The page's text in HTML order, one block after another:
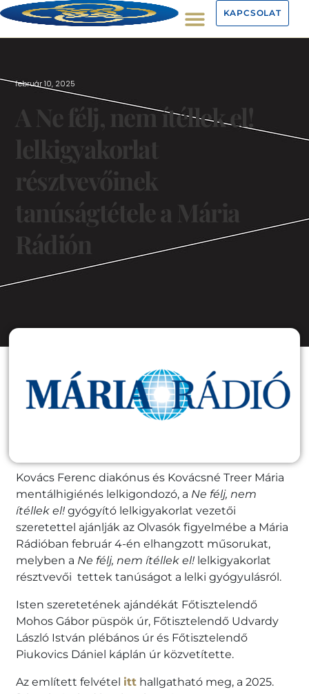
KAPCSOLAT
február 10, 2025
A Ne félj, nem ítéllek el!
lelkigyakorlat
résztvevőinek
tanúságtétele a Mária
Rádión
Kovács Ferenc diakónus és Kovácsné Treer Mária
mentálhigiénés lelkigondozó, a Ne félj, nem
ítéllek el!gyógyító lelkigyakorlat vezetői
szeretettel ajánlják az Olvasók figyelmébe a Mária
Rádióban február 4-én elhangzott műsorukat,
melyben a Ne félj, nem ítéllek el! lelkigyakorlat
résztvevői tettek tanúságot a lelki gyógyulásról.
Isten szeretetének ajándékát Főtisztelendő
Mohos Gábor püspök úr, Főtisztelendő Udvardy
László István plébános úr és Főtisztelendő
Piukovics Dániel káplán úr közvetítette.
Az említett felvétel itt hallgatható meg, a 2025.